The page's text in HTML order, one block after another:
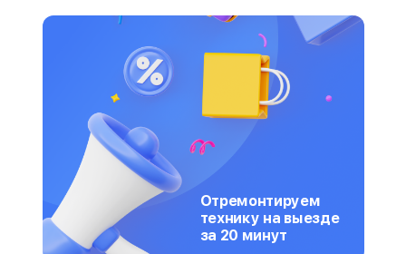
Отремонтируем
технику на выезде
за 20 минут